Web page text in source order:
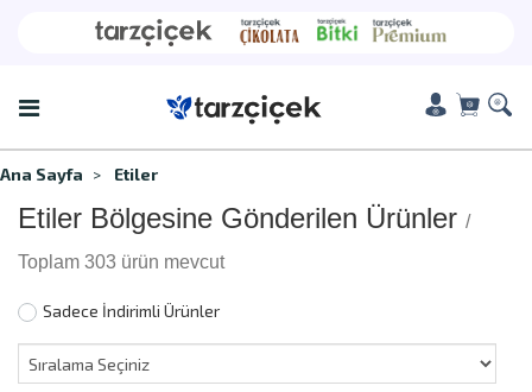
Ana Sayfa Etiler
Etiler Bölgesine Gönderilen Ürünler /
Toplam 303 ürün mevcut
Sadece İndirimli Ürünler